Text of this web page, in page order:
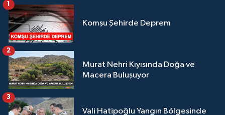
Komşu Şehirde Deprem
1
Murat Nehri Kıyısında Doğa ve
Macera Buluşuyor
2
Vali Hatipoğlu Yangın Bölgesinde
3